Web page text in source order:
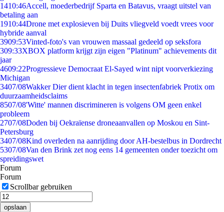
1410:46Accell, moederbedrijf Sparta en Batavus, vraagt uitstel van
betaling aan
1910:44Drone met explosieven bij Duits vliegveld voedt vrees voor
hybride aanval
3909:53Vinted-foto's van vrouwen massaal gedeeld op seksfora
309:33XBOX platform krijgt zijn eigen "Platinum" achievements dit
jaar
4609:22Progressieve Democraat El-Sayed wint nipt voorverkiezing
Michigan
3407/08Wakker Dier dient klacht in tegen insectenfabriek Protix om
duurzaamheidsclaims
8507/08'Witte' mannen discrimineren is volgens OM geen enkel
probleem
2707/08Doden bij Oekraïense droneaanvallen op Moskou en Sint-
Petersburg
3407/08Kind overleden na aanrijding door AH-bestelbus in Dordrecht
5307/08Van den Brink zet nog eens 14 gemeenten onder toezicht om
spreidingswet
Forum
Forum
Scrollbar gebruiken
opslaan